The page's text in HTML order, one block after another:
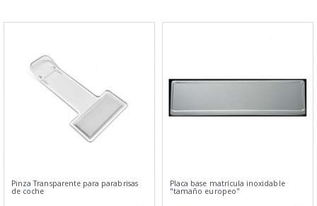
Pinza Transparente para parabrisas
de coche
Placa base matrícula inoxidable
"tamaño europeo"